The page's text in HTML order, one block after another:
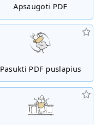
Apsaugoti PDF
Pasukti PDF puslapius